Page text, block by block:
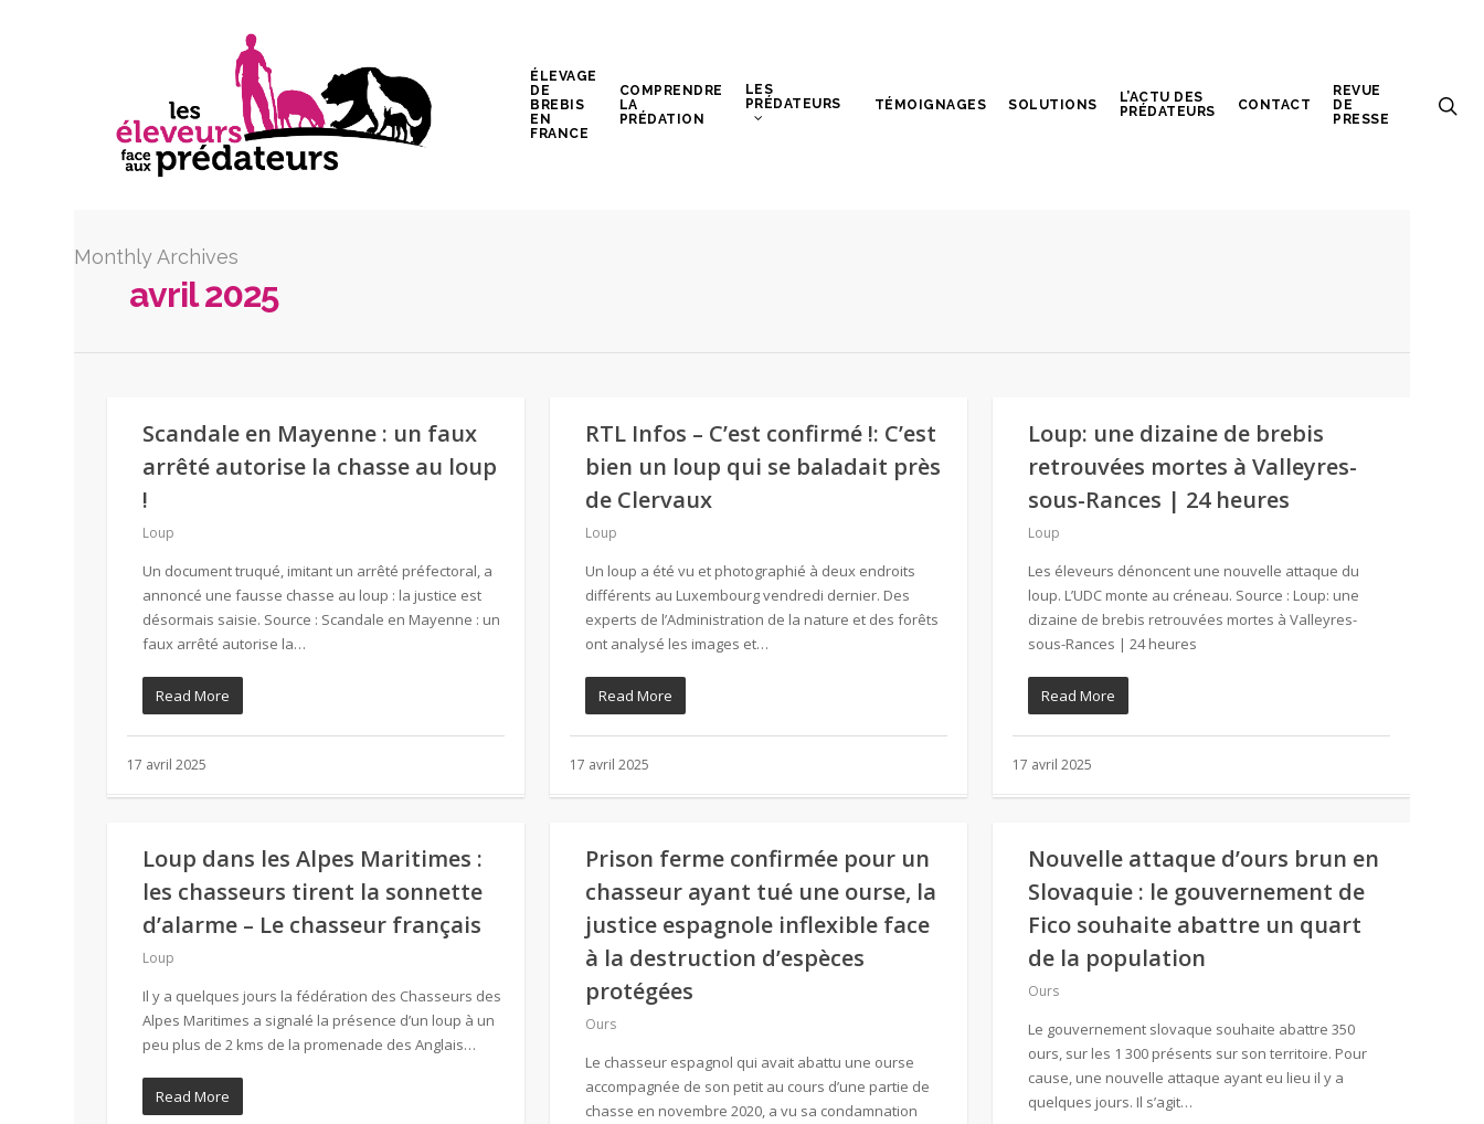
ÉLEVAGE
DE
BREBIS
EN
FRANCE
COMPRENDRE
LA
PRÉDATION
LES
PRÉDATEURS
TÉMOIGNAGES SOLUTIONS
L’ACTU DES
PRÉDATEURS
CONTACT
REVUE
DE
PRESSE
Monthly Archives
avril 2025
Scandale en Mayenne : un faux
arrêté autorise la chasse au loup
!
Loup
Un document truqué, imitant un arrêté préfectoral, a
annoncé une fausse chasse au loup : la justice est
désormais saisie. Source : Scandale en Mayenne : un
faux arrêté autorise la…
Read More
17 avril 2025
RTL Infos – C’est confirmé !: C’est
bien un loup qui se baladait près
de Clervaux
Loup
Un loup a été vu et photographié à deux endroits
différents au Luxembourg vendredi dernier. Des
experts de l’Administration de la nature et des forêts
ont analysé les images et…
Read More
17 avril 2025
Loup: une dizaine de brebis
retrouvées mortes à Valleyres-
sous-Rances | 24 heures
Loup
Les éleveurs dénoncent une nouvelle attaque du
loup. L’UDC monte au créneau. Source : Loup: une
dizaine de brebis retrouvées mortes à Valleyres-
sous-Rances | 24 heures
Read More
17 avril 2025
Loup dans les Alpes Maritimes :
les chasseurs tirent la sonnette
d’alarme – Le chasseur français
Loup
Il y a quelques jours la fédération des Chasseurs des
Alpes Maritimes a signalé la présence d’un loup à un
peu plus de 2 kms de la promenade des Anglais…
Read More
Prison ferme confirmée pour un
chasseur ayant tué une ourse, la
justice espagnole inflexible face
à la destruction d’espèces
protégées
Ours
Le chasseur espagnol qui avait abattu une ourse
accompagnée de son petit au cours d’une partie de
chasse en novembre 2020, a vu sa condamnation
Nouvelle attaque d’ours brun en
Slovaquie : le gouvernement de
Fico souhaite abattre un quart
de la population
Ours
Le gouvernement slovaque souhaite abattre 350
ours, sur les 1 300 présents sur son territoire. Pour
cause, une nouvelle attaque ayant eu lieu il y a
quelques jours. Il s’agit…